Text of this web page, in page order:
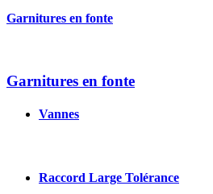
Garnitures en fonte
Garnitures en fonte
Vannes
Raccord Large Tolérance